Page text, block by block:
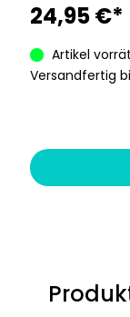
24,95 €*
Artikel
Versandfertig